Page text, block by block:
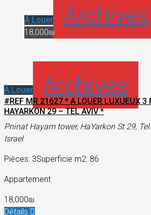
À Louer Archives
18,000₪
À Louer Archives
#REF MR 21627 * A LOUER LUXUEUX 3
HAYARKON 29 – TEL AVIV *
Pninat Hayam tower, HaYarkon St 29,
Israel
Pièces: 3Superficie m2: 86
Appartement
18,000₪
Détails